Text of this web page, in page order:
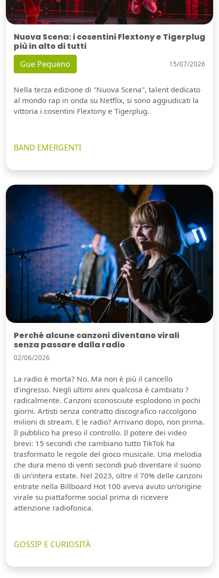
Nuova Scena: i cosentini Flextony e Tigerplug
più in alto di tutti
Gue Pequeno 15/07/2026
Nella terza edizione di "Nuova Scena", talent dedicato
al mondo rap in onda su Netflix, si sono aggiudicati la
vittoria i cosentini Flextony e Tigerplug.
BAND EMERGENTI
Perché alcune canzoni diventano virali
senza passare dalla radio
02/06/2026
La radio è morta? No. Ma non è più il cancello
d'ingresso. Negli ultimi anni qualcosa è cambiato ?
radicalmente. Canzoni sconosciute esplodono in pochi
giorni. Artisti senza contratto discografico raccolgono
milioni di stream. E le radio? Arrivano dopo, non prima.
Il pubblico ha preso il controllo. Il potere dei video
brevi: 15 secondi che cambiano tutto TikTok ha
trasformato le regole del gioco musicale. Una melodia
che dura meno di venti secondi può diventare il suono
di un'intera estate. Nel 2023, oltre il 70% delle canzoni
entrate nella Billboard Hot 100 aveva avuto un'origine
virale su piattaforme social prima di ricevere
attenzione radiofonica.
GOSSIP E CURIOSITÀ